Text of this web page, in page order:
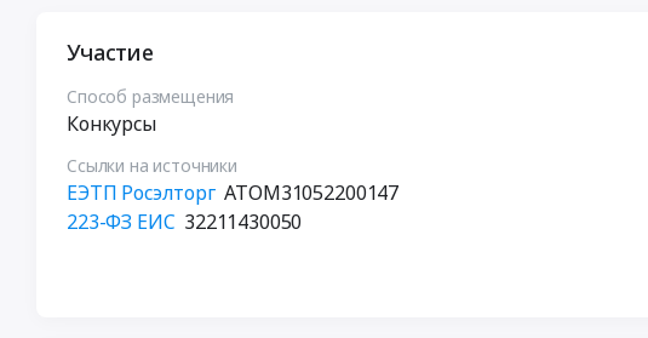
Участие
Способ размещения
Конкурсы
Ссылки на источники
ЕЭТП Росэлторг ATOM31052200147
223-ФЗ ЕИС 32211430050